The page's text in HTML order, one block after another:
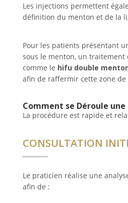
Les injections permettent
définition du menton et de la
Pour les patients présentant
sous le menton, un traitement
comme le hifu double
afin de raffermir cette zone
Comment se Déroule une
La procédure est rapide et
CONSULTATION
Le praticien réalise une
afin de :